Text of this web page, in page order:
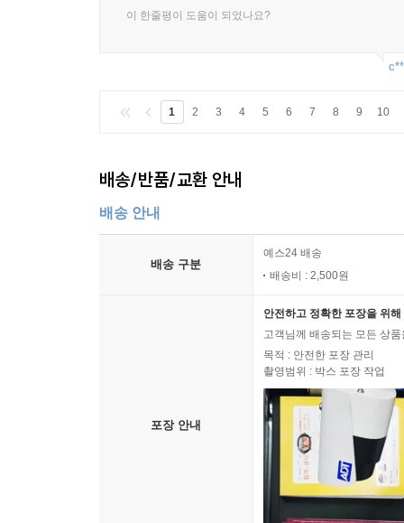
이 한줄평이 도움이 되었나요?
1 2 3 4 5 6 7 8 9 10
배송/반품/교환 안내
배송 안내
배송 구분
예스24 배송
배송비 : 2,500원
포장 안내
안전하고 정확한 포장을 위
고객님께 배송되는 모든 상
목적 : 안전한 포장 관리
촬영범위 : 박스 포장 작업